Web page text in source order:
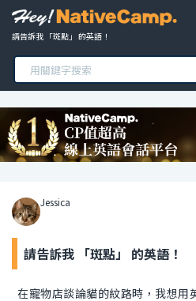
請告訴我 「斑點」 的英語！
Jessica
請告訴我 「斑點」 的英語！
在寵物店談論貓的紋路時，我想用